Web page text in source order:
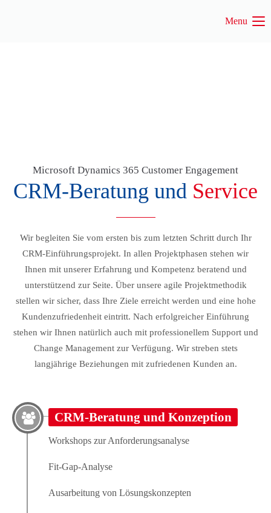
Support
Lorem ipsum dolor sit amet:
24h/ 365days
Get in touch
Cybersteel Inc.
San Francisco, CA 94102
Menu
Microsoft Dynamics 365 Customer Engagement
CRM-Beratung und Service
Wir begleiten Sie vom ersten bis zum letzten Schritt durch Ihr
CRM-Einführungsprojekt. In allen Projektphasen stehen wir
Ihnen mit unserer Erfahrung und Kompetenz beratend und
unterstützend zur Seite. Über unsere agile Projektmethodik
stellen wir sicher, dass Ihre Ziele erreicht werden und eine hohe
Kundenzufriedenheit eintritt. Nach erfolgreicher Einführung
stehen wir Ihnen natürlich auch mit professionellem Support und
Change Management zur Verfügung. Wir streben stets
langjährige Beziehungen mit zufriedenen Kunden an.
CRM-Beratung und Konzeption
Workshops zur Anforderungsanalyse
Fit-Gap-Analyse
Ausarbeitung von Lösungskonzepten